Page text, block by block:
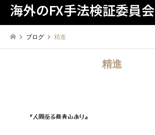
海外のFX手法検証委員会
ブログ 精進
精進